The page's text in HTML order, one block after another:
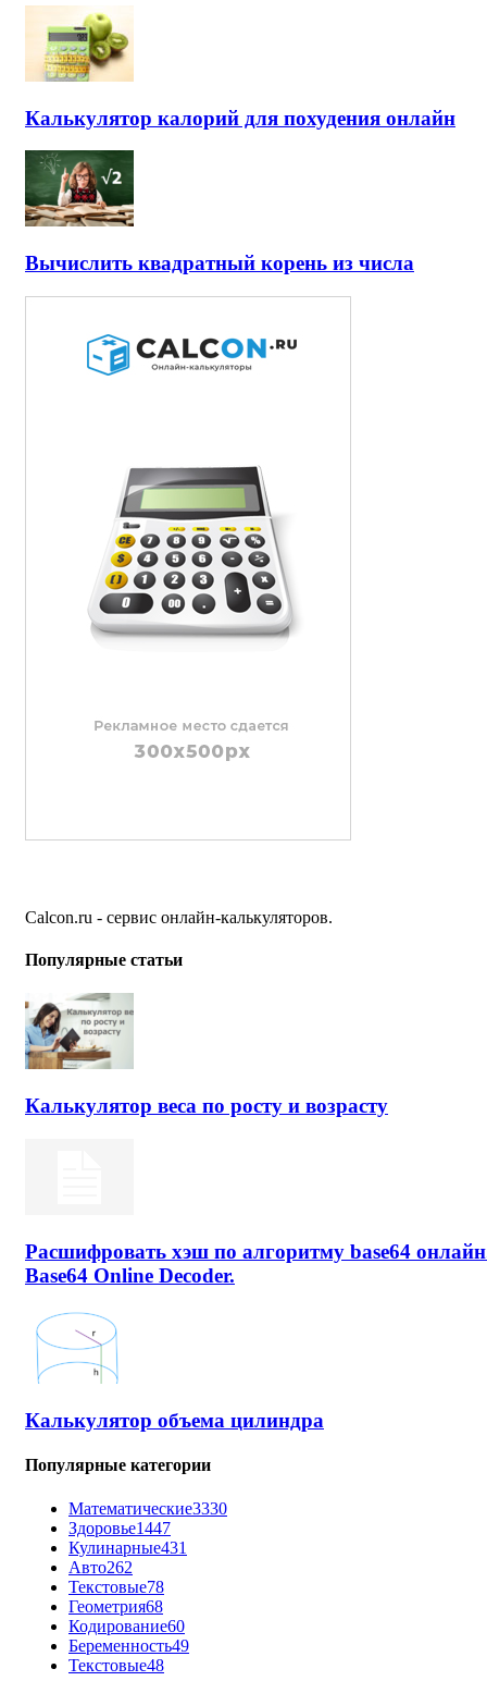
Калькулятор калорий для похудения онлайн
Вычислить квадратный корень из числа
Calcon.ru - сервис онлайн-калькуляторов.
Популярные статьи
Калькулятор веса по росту и возрасту
Расшифровать хэш по алгоритму base64
Base64 Online Decoder.
Калькулятор объема цилиндра
Популярные категории
Математические3330
Здоровье1447
Кулинарные431
Авто262
Текстовые78
Геометрия68
Кодирование60
Беременность49
Текстовые48